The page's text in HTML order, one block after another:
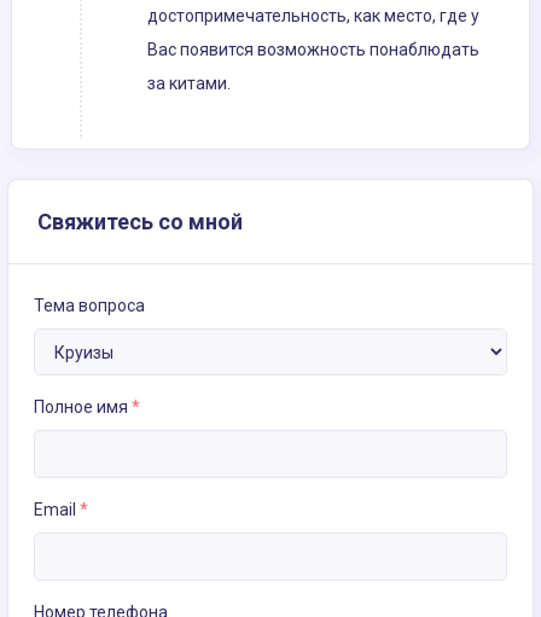
достопримечательность, как место, где у
Вас появится возможность понаблюдать
за китами.
Свяжитесь со мной
Тема вопроса
Полное имя *
Email *
Номер телефона